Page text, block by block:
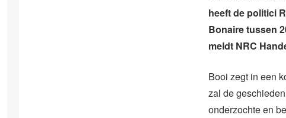
heeft de politici
Bonaire tussen
meldt NRC
Booi zegt in een
zal de
onderzochte en